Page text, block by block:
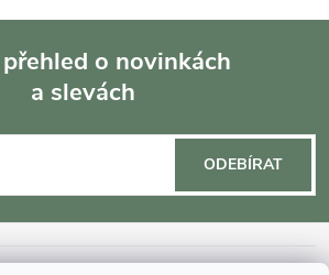
o novinkách
a slevách
ODEBÍRAT